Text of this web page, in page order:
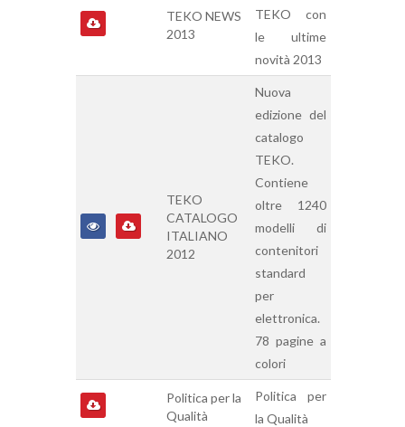
TEKO NEWS
2013
TEKO con
le ultime
novità 2013
TEKO
CATALOGO
ITALIANO
2012
Nuova
edizione del
catalogo
TEKO.
Contiene
oltre 1240
modelli di
contenitori
standard
per
elettronica.
78 pagine a
colori
Politica per la
Qualità
Politica per
la Qualità